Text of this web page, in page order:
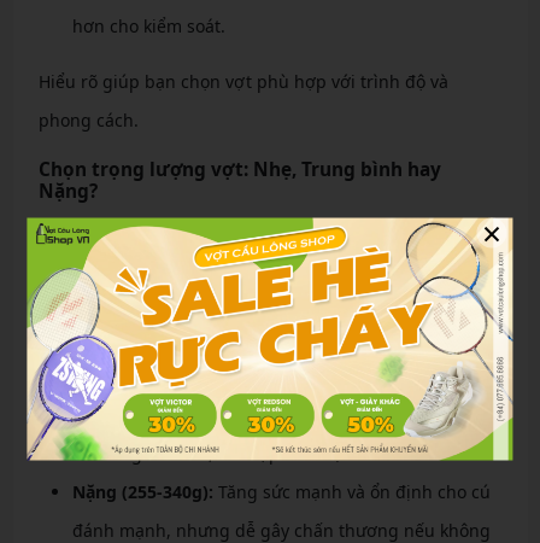
hơn cho kiểm soát.
Hiểu rõ giúp bạn chọn vợt phù hợp với trình độ và
phong cách.
Chọn trọng lượng vợt: Nhẹ, Trung bình hay
Nặng?
Trọng lượng vợt dao động 198-340g:
Nhẹ (198-226g): Dễ vung, lý tưởng cho người mới
hoặc chơi kiểm soát, giảm mỏi tay nhưng ít sức
mạnh.
Trung bình (226-255g):Cân bằng tốt nhất, phù hợp
đa số người chơi, kết hợp sức mạnh và kiểm soát.
Nặng (255-340g): Tăng sức mạnh và ổn định cho cú
đánh mạnh, nhưng dễ gây chấn thương nếu không
×